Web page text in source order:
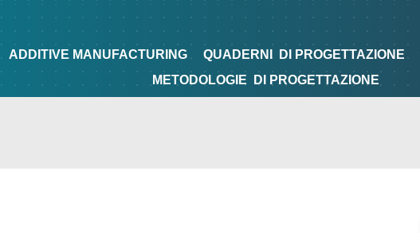
QUADERNI DI PROGETTAZIONE TIPS&TRICKS METODOLOGIE
ADDITIVE MANUFACTURING QUADERNI DI PROGETTAZIONE
METODOLOGIE
DI PROGETTAZIONE